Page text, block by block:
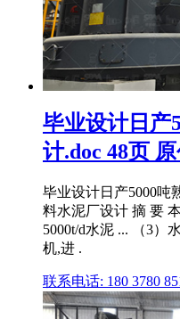
毕业设计日产
计.doc 48页
毕业设计日产5000吨
料水泥厂设计 摘 要
5000t/d水泥 ... （3）
机,进 .
联系电话: 180 3780